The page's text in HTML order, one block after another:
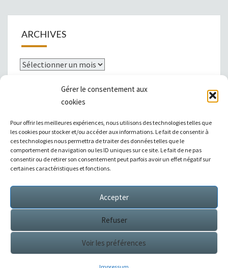
Gérer le consentement aux
cookies
Pour offrir les meilleures expériences, nous utilisons des technologies telles que
les cookies pour stocker et/ou accéder aux informations. Le fait de consentir à
ces technologies nous permettra de traiter des données telles que le
comportement de navigation ou les ID uniques sur ce site. Le fait de ne pas
consentir ou de retirer son consentement peut parfois avoir un effet négatif sur
certaines caractéristiques et fonctions.
Accepter
Refuser
Voir les préférences
ARCHIVES
Archives
|Témoignages| Annuaire de liens|
Sitemap XML
© 2026 Éditions Succès / Switzerland : tous droits
réservés